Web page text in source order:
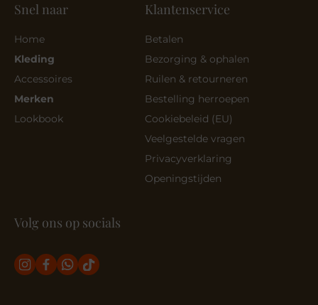
Snel naar
Home
Kleding
Accessoires
Merken
Lookbook
Klantenservice
Betalen
Bezorging & ophalen
Ruilen & retourneren
Bestelling herroepen
Cookiebeleid (EU)
Veelgestelde vragen
Privacyverklaring
Openingstijden
Volg ons op socials